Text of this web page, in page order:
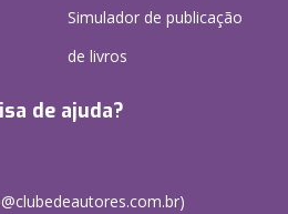
Simulador de publicação
de livros
de ajuda?